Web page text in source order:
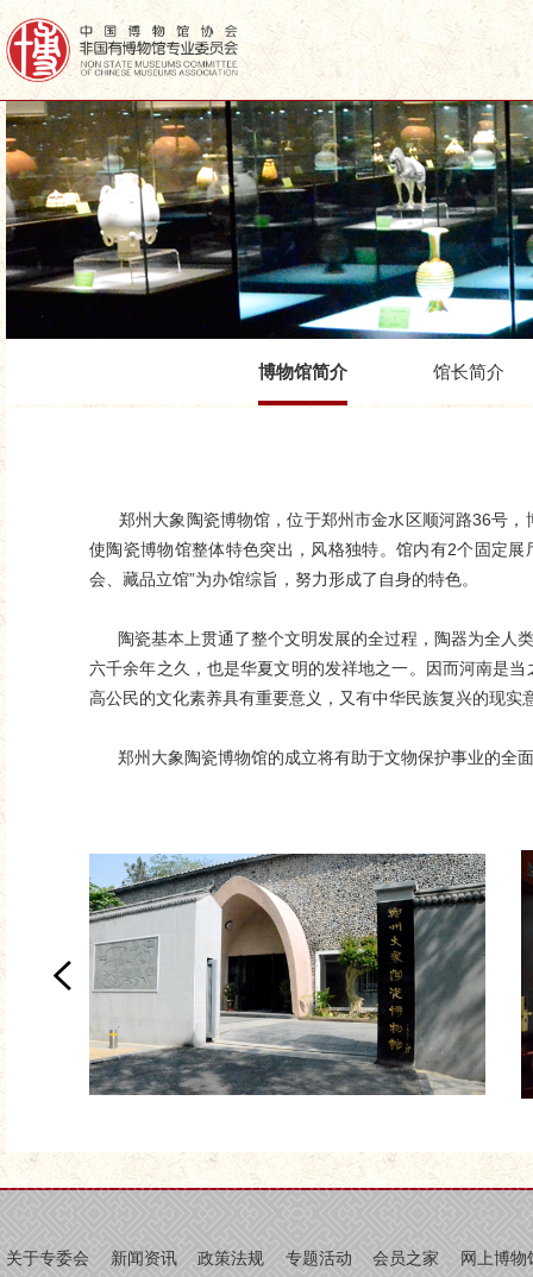
博物馆简介 馆长简介
郑州大象陶瓷博物馆，位于郑州市金水区顺河路36号，
使陶瓷博物馆整体特色突出，风格独特。馆内有2个固定
会、藏品立馆”为办馆综旨，努力形成了自身的特色。
陶瓷基本上贯通了整个文明发展的全过程，陶器为全人
六千余年之久，也是华夏文明的发祥地之一。因而河南是
高公民的文化素养具有重要意义，又有中华民族复兴的现实
郑州大象陶瓷博物馆的成立将有助于文物保护事业的全
关于专委会 新闻资讯 政策法规 专题活动 会员之家
网上博物